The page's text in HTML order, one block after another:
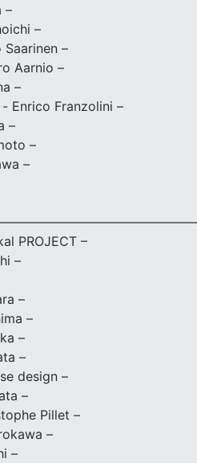
–
–
–
Aarnio –
–
Enrico Franzolini –
–
–
–
PROJECT –
–
–
–
–
–
design –
–
Pillet –
–
–